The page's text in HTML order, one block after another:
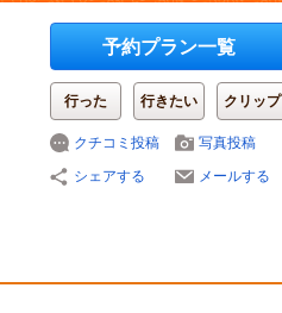
予約プラン一覧
行った 行きたい クリップ
クチコミ投稿
写真投稿
シェアする
メールする